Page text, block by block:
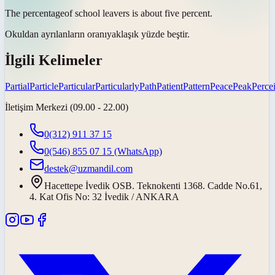
The percentageof school leavers is about five percent.
Okuldan ayrılanların oranıyaklaşık yüzde beştir.
İlgili Kelimeler
PartialParticleParticularParticularlyPathPatientPatternPeacePeak
İletişim Merkezi (09.00 - 22.00)
0(312) 911 37 15
0(546) 855 07 15 (WhatsApp)
destek@uzmandil.com
Hacettepe İvedik OSB. Teknokenti 1368. Cadde No.61,
4. Kat Ofis No: 32 İvedik / ANKARA